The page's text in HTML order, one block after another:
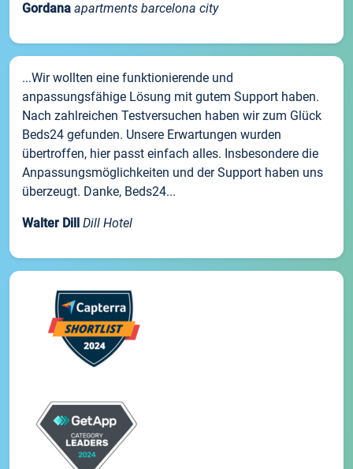
Gordana apartments barcelona city
...Wir wollten eine funktionierende und
anpassungsfähige Lösung mit gutem Support haben.
Nach zahlreichen Testversuchen haben wir zum Glück
Beds24 gefunden. Unsere Erwartungen wurden
übertroffen, hier passt einfach alles. Insbesondere die
Anpassungsmöglichkeiten und der Support haben uns
überzeugt. Danke, Beds24...
Walter Dill Dill Hotel